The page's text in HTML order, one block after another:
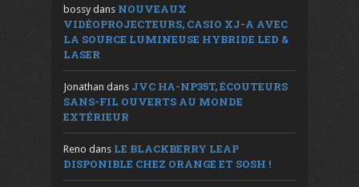
bossy dans NOUVEAUX
VIDÉOPROJECTEURS, CASIO XJ-A AVEC
LA SOURCE LUMINEUSE HYBRIDE LED &
LASER
Jonathan dans JVC HA-NP35T, ÉCOUTEURS
SANS-FIL OUVERTS AU MONDE
EXTÉRIEUR
Reno dans LE BLACKBERRY LEAP
DISPONIBLE CHEZ ORANGE ET SOSH !